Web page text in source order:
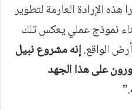
الإرادة العارمة لتطوير
نموذج عملي يعكس تلك
الواقع.إنه مشروع نبيل
على هذا الجهد
.”